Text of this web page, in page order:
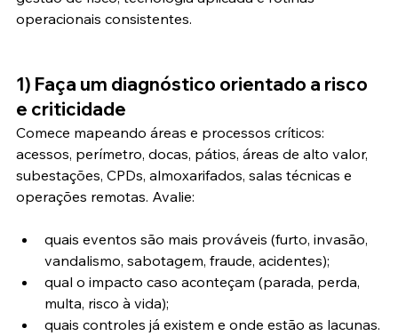
operacionais consistentes.
1) Faça um diagnóstico orientado a risco
e criticidade
Comece mapeando áreas e processos críticos:
acessos, perímetro, docas, pátios, áreas de alto valor,
subestações, CPDs, almoxarifados, salas técnicas e
operações remotas. Avalie:
quais eventos são mais prováveis (furto, invasão,
vandalismo, sabotagem, fraude, acidentes);
qual o impacto caso aconteçam (parada, perda,
multa, risco à vida);
quais controles já existem e onde estão as lacunas.